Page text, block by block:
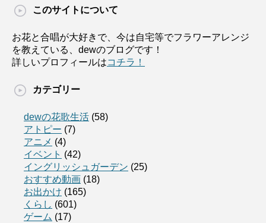
このサイトについて
お花と合唱が大好きで、今は自宅等でフラワーアレンジ
を教えている、dewのブログです！
詳しいプロフィールはコチラ！
カテゴリー
dewの花歌生活 (58)
アトピー (7)
アニメ (4)
イベント (42)
イングリッシュガーデン (25)
おすすめ動画 (18)
お出かけ (165)
くらし (601)
ゲーム (17)